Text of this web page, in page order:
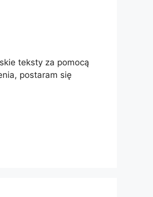
teksty za pomocą
postaram się